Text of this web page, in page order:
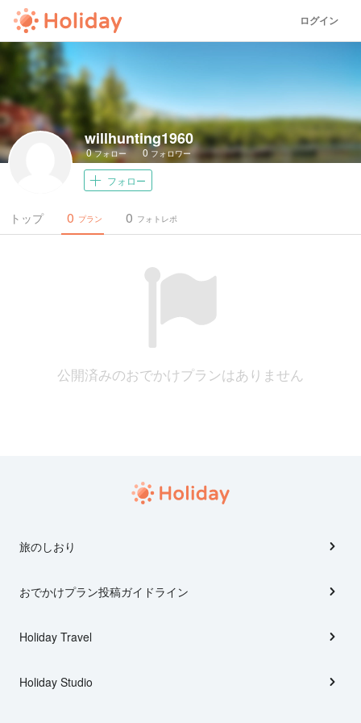
ログイン
willhunting1960
0フォロー 0 フォロワー
フォロー
トップ プラン
0 フォトレポ
0
公開済みのおでかけプランはありません
旅のしおり
おでかけプラン投稿ガイドライン
Holiday Travel
Holiday Studio